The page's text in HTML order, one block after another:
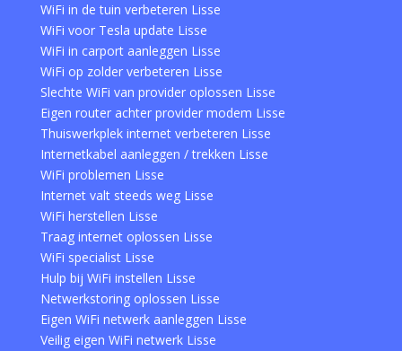
WiFi in de tuin verbeteren Lisse
WiFi voor Tesla update Lisse
WiFi in carport aanleggen Lisse
WiFi op zolder verbeteren Lisse
Slechte WiFi van provider oplossen Lisse
Eigen router achter provider modem Lisse
Thuiswerkplek internet verbeteren Lisse
Internetkabel aanleggen / trekken Lisse
WiFi problemen Lisse
Internet valt steeds weg Lisse
WiFi herstellen Lisse
Traag internet oplossen Lisse
WiFi specialist Lisse
Hulp bij WiFi instellen Lisse
Netwerkstoring oplossen Lisse
Eigen WiFi netwerk aanleggen Lisse
Veilig eigen WiFi netwerk Lisse